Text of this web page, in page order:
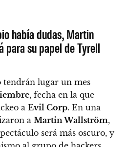
había dudas, Martin
para su papel de Tyrell
tendrán lugar un mes
, fecha en la que
a Evil Corp. En una
a Martin Wallström,
será más oscuro, y